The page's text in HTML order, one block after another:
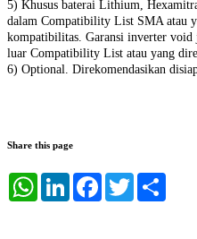
5) Khusus baterai Lithium,
dalam Compatibility List SMA atau
kompatibilitas. Garansi inverter
luar Compatibility List atau yang
6) Optional. Direkomendasikan
Share this page
WhatsAppLinkedInFacebook
Twitter